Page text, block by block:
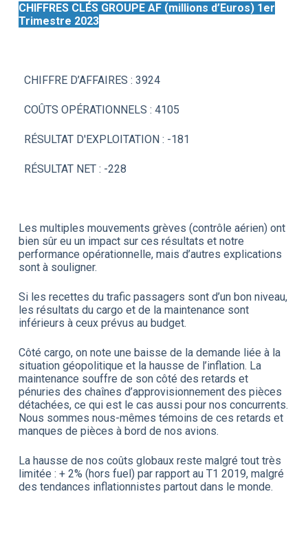
CHIFFRES CLÉS GROUPE AF (millions d’Euros) 1er
Trimestre 2023
CHIFFRE D’AFFAIRES : 3924
COÛTS OPÉRATIONNELS : 4105
RÉSULTAT D'EXPLOITATION : -181
RÉSULTAT NET : -228
Les multiples mouvements grèves (contrôle aérien) ont
bien sûr eu un impact sur ces résultats et notre
performance opérationnelle, mais d’autres explications
sont à souligner.
Si les recettes du trafic passagers sont d’un bon niveau,
les résultats du cargo et de la maintenance sont
inférieurs à ceux prévus au budget.
Côté cargo, on note une baisse de la demande liée à la
situation géopolitique et la hausse de l’inflation. La
maintenance souffre de son côté des retards et
pénuries des chaînes d’approvisionnement des pièces
détachées, ce qui est le cas aussi pour nos concurrents.
Nous sommes nous-mêmes témoins de ces retards et
manques de pièces à bord de nos avions.
La hausse de nos coûts globaux reste malgré tout très
limitée : + 2% (hors fuel) par rapport au T1 2019, malgré
des tendances inflationnistes partout dans le monde.